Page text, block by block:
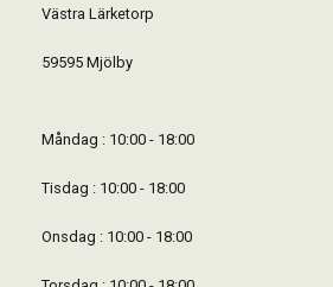
Västra Lärketorp
59595 Mjölby
Måndag : 10:00 - 18:00
Tisdag : 10:00 - 18:00
Onsdag : 10:00 - 18:00